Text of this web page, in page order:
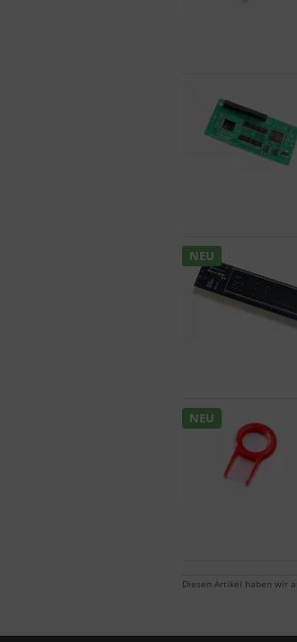
NEU
NEU
Diesen Artikel haben wir